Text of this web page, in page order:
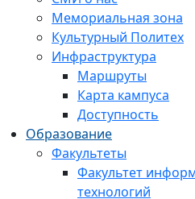
Мемориальная зона
Культурный Политех
Инфраструктура
Маршруты
Карта кампуса
Доступность
Образование
Факультеты
Факультет
технологий